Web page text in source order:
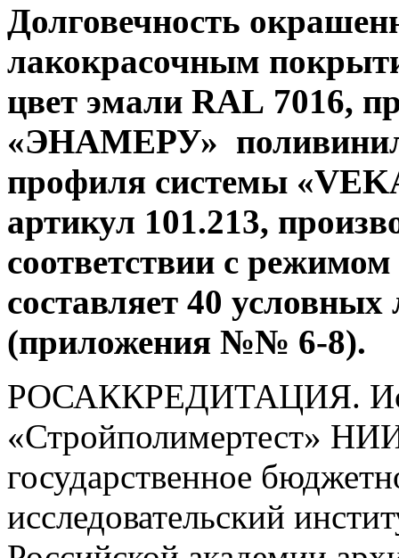
Долговечность
лакокрасочным
цвет эмали RAL 7016,
«ЭНАМЕРУ»
профиля системы
артикул 101.213,
соответствии с режимом
составляет 40 условных
(приложения №№ 6-8).
РОСАККРЕДИТАЦИЯ.
«Стройполимертест»
государственное
исследовательский